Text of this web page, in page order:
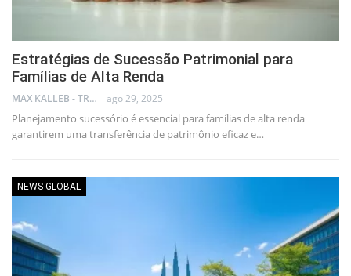
Estratégias de Sucessão Patrimonial para
Famílias de Alta Renda
MAX KALLEB - TRADER ago 29, 2025
Planejamento sucessório é essencial para famílias de alta renda
garantirem uma transferência de patrimônio eficaz e…
NEWS GLOBAL